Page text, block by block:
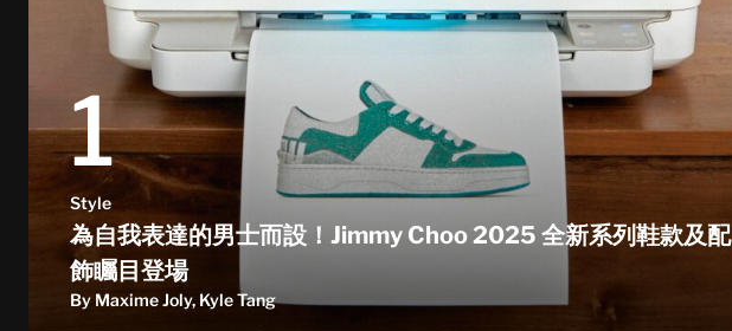
1
Style
為自我表達的男士而設！Jimmy Choo 2025 全新系列鞋款及配
飾矚目登場
By Maxime Joly, Kyle Tang